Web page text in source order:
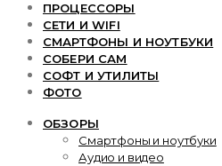
ПРОЦЕССОРЫ
СЕТИ И WIFI
СМАРТФОНЫ И НОУТБУКИ
СОБЕРИ САМ
СОФТ И УТИЛИТЫ
ФОТО
ОБЗОРЫ
Смартфоны и ноутбуки
Аудио и видео